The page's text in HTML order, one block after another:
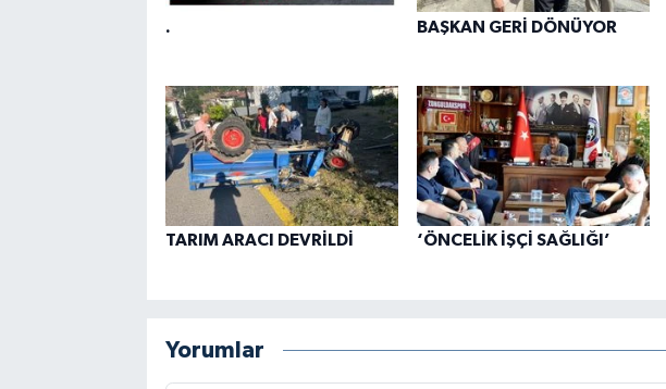
. BAŞKAN GERİ DÖNÜYOR
TARIM ARACI DEVRİLDİ ‘ÖNCELİK İŞÇİ SAĞLIĞI’
Yorumlar